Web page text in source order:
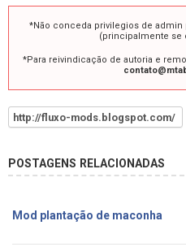
*Não conceda privilegios de
(principalmente se
*Para reivindicação de autoria e
http://fluxo-mods.blogspot.com/
POSTAGENS RELACIONADAS
Mod plantação de maconha